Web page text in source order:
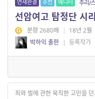
연재완결 추천 에디터 추리/
선암여고 탐정단 시
분량 2680매 | 18년 2월
박하익 출판 | 등록작가
죄와 벌에 관한 묵직한 고민을